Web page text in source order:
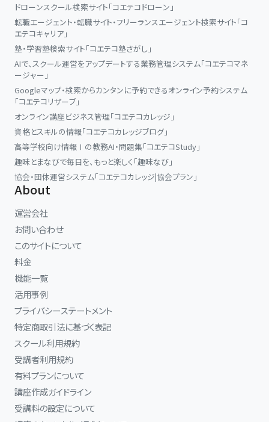
ドローンスクール検索サイト「コエテコドローン」
転職エージェント・転職サイト・フリーランスエージェント検索サイト「コ
エテコキャリア」
塾・学習塾検索サイト「コエテコ塾さがし」
AIで、スクール運営をアップデートする業務管理システム「コエテコマネ
ージャー」
Googleマップ・検索からカンタンに予約できるオンライン予約システム
「コエテコリザーブ」
オンライン講座ビジネス管理「コエテコカレッジ」
資格とスキルの情報「コエテコカレッジブログ」
高等学校向け情報Ⅰの教務AI・問題集「コエテコStudy」
趣味とまなびで毎日を、もっと楽しく「趣味なび」
協会・団体運営システム「コエテコカレッジ|協会プラン」
About
運営会社
お問い合わせ
このサイトについて
料金
機能一覧
活用事例
プライバシーステートメント
特定商取引法に基づく表記
スクール利用規約
受講者利用規約
有料プランについて
講座作成ガイドライン
受講料の設定について